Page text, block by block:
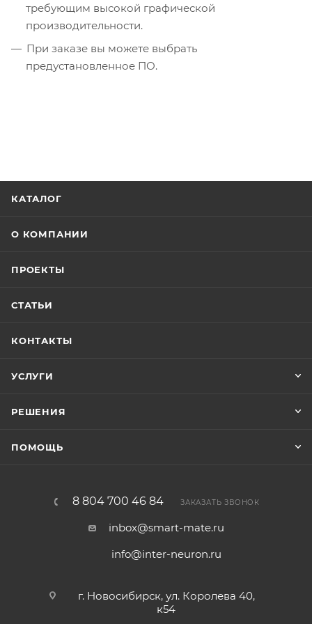
требующим высокой графической
производительности.
При заказе вы можете выбрать
предустановленное ПО.
КАТАЛОГ
О КОМПАНИИ
ПРОЕКТЫ
СТАТЬИ
КОНТАКТЫ
УСЛУГИ
РЕШЕНИЯ
ПОМОЩЬ
8 804 700 46 84 ЗАКАЗАТЬ ЗВОНОК
inbox@smart-mate.ru
info@inter-neuron.ru
г. Новосибирск, ул. Королева 40,
к54